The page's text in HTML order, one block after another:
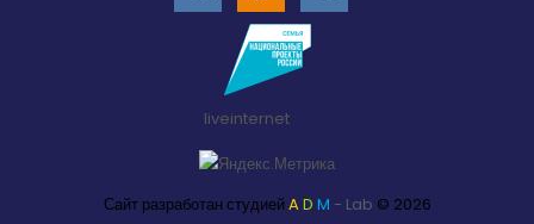
liveinternet
Сайт разработан студиейAD M - Lab © 2026